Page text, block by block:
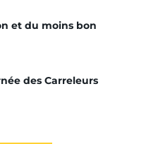
et du moins bon
des Carreleurs